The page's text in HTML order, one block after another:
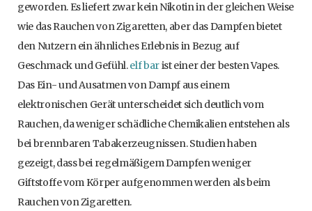
geworden. Es liefert zwar kein Nikotin in der gleichen Weise
wie das Rauchen von Zigaretten, aber das Dampfen bietet
den Nutzern ein ähnliches Erlebnis in Bezug auf
Geschmack und Gefühl.elf barist einer der besten Vapes.
Das Ein- und Ausatmen von Dampf aus einem
elektronischen Gerät unterscheidet sich deutlich vom
Rauchen, da weniger schädliche Chemikalien entstehen als
bei brennbaren Tabakerzeugnissen. Studien haben
gezeigt, dass bei regelmäßigem Dampfen weniger
Giftstoffe vom Körper aufgenommen werden als beim
Rauchen von Zigaretten.